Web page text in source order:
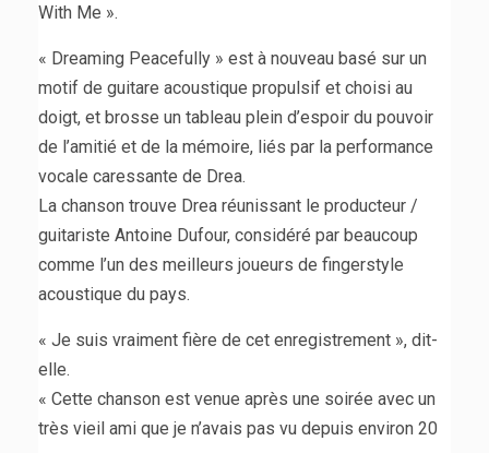
With Me ».
« Dreaming Peacefully » est à nouveau basé sur un
motif de guitare acoustique propulsif et choisi au
doigt, et brosse un tableau plein d’espoir du pouvoir
de l’amitié et de la mémoire, liés par la performance
vocale caressante de Drea.
La chanson trouve Drea réunissant le producteur /
guitariste Antoine Dufour, considéré par beaucoup
comme l’un des meilleurs joueurs de fingerstyle
acoustique du pays.
« Je suis vraiment fière de cet enregistrement », dit-
elle.
« Cette chanson est venue après une soirée avec un
très vieil ami que je n’avais pas vu depuis environ 20